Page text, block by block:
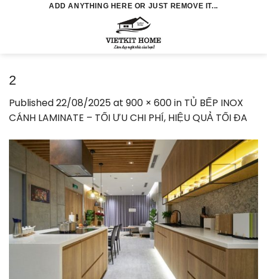
ADD ANYTHING HERE OR JUST REMOVE IT...
2
Published22/08/2025at 900 × 600in TỦ BẾP INOX
CÁNH LAMINATE – TỐI ƯU CHI PHÍ, HIỆU QUẢ TỐI ĐA